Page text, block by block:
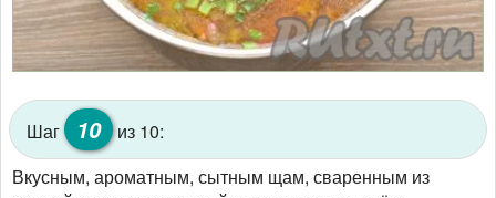
Шаг 10 из 10:
Вкусным, ароматным, сытным щам, сваренным из